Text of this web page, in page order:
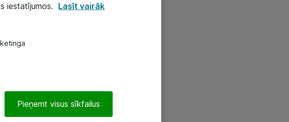
iestatījumos. Lasīt vairāk
Pieņemt visus sīkfailus